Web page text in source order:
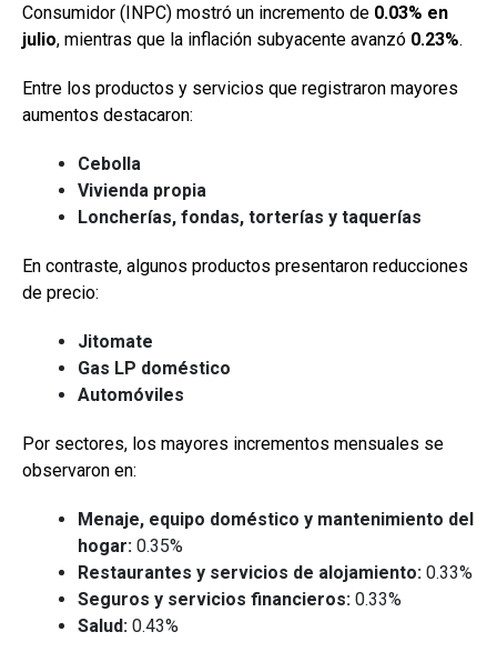
Consumidor (INPC) mostró un incremento de 0.03% en
julio, mientras que la inflación subyacente avanzó 0.23%.
Entre los productos y servicios que registraron mayores
aumentos destacaron:
Cebolla
Vivienda propia
Loncherías, fondas, torterías y taquerías
En contraste, algunos productos presentaron reducciones
de precio:
Jitomate
Gas LP doméstico
Automóviles
Por sectores, los mayores incrementos mensuales se
observaron en:
Menaje, equipo doméstico y mantenimiento del
hogar: 0.35%
Restaurantes y servicios de alojamiento: 0.33%
Seguros y servicios financieros: 0.33%
Salud: 0.43%